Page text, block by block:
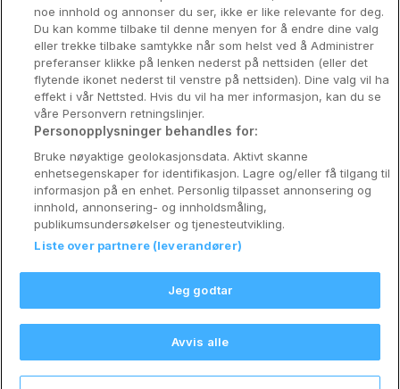
Konkurranse
Koselig avbrekk
Velvære i var
Premiumhotell
Venninnetur
Reservasjonsspørsmål:
Hotellsupport:scandinavian@digibreaks.com
noe innhold og annonser du ser, ikke er like relevante for deg.
Du kan komme tilbake til denne menyen for å endre dine valg
eller trekke tilbake samtykke når som helst ved å Administrer
preferanser klikke på lenken nederst på nettsiden (eller det
flytende ikonet nederst til venstre på nettsiden). Dine valg vil ha
effekt i vår Nettsted. Hvis du vil ha mer informasjon, kan du se
våre Personvern retningslinjer.
Personopplysninger behandles for:
Bruke nøyaktige geolokasjonsdata. Aktivt skanne
enhetsegenskaper for identifikasjon. Lagre og/eller få tilgang til
informasjon på en enhet. Personlig tilpasset annonsering og
innhold, annonsering- og innholdsmåling,
publikumsundersøkelser og tjenesteutvikling.
Liste over partnere (leverandører)
Jeg godtar
Avvis alle